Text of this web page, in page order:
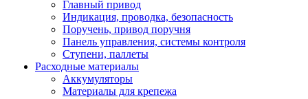
Главный привод
Индикация, проводка, безопасность
Поручень, привод поручня
Панель управления, системы контроля
Ступени, паллеты
Расходные материалы
Аккумуляторы
Материалы для крепежа